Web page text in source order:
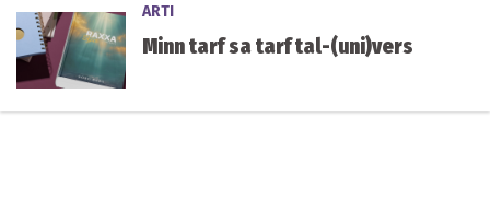
ARTI
Minn tarf sa tarf tal-(uni)vers